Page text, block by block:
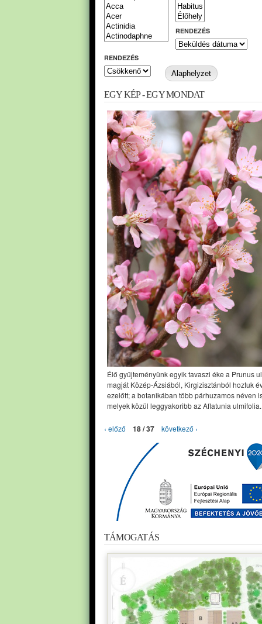
RENDEZÉS
RENDEZÉS
EGY KÉP - EGY MONDAT
Élő gyűjteményünk egyik tavaszi éke a Prunus
magját Közép-Ázsiából, Kirgizisztánból hoztuk
ezelőtt; a botanikában több párhuzamos néven
melyek közül leggyakoribb az Aflatunia ulmifolia.
‹ előző 18 / 37 következő ›
TÁMOGATÁS